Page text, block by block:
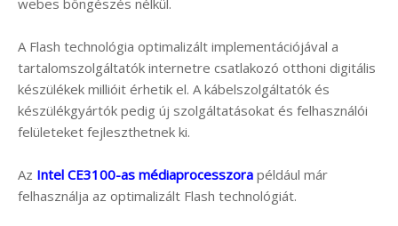
webes böngészés nélkül.
A Flash technológia optimalizált implementációjával a
tartalomszolgáltatók internetre csatlakozó otthoni digitális
készülékek millióit érhetik el. A kábelszolgáltatók és
készülékgyártók pedig új szolgáltatásokat és felhasználói
felületeket fejleszthetnek ki.
Az Intel CE3100-as médiaprocesszora például már
felhasználja az optimalizált Flash technológiát.